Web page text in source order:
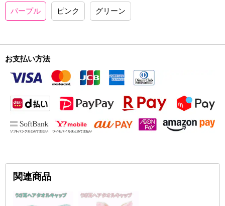
パープル ピンク グリーン
お支払い方法
関連商品